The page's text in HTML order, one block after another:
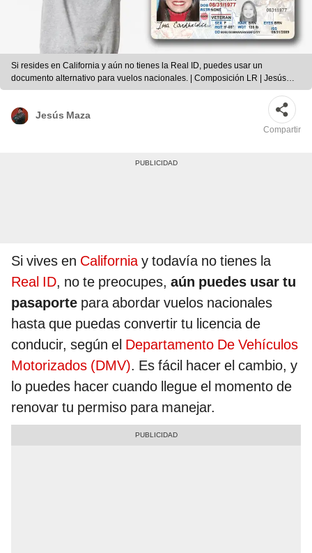
Si resides en California y aún no tienes la Real ID, puedes usar un
documento alternativo para vuelos nacionales. | Composición LR | Jesús
Maza
Jesús Maza
Compartir
Si vives en Californiay todavía no tienes la
Real ID, no te preocupes, aún puedes usar tu
pasaporte para abordar vuelos nacionales
hasta que puedas convertir tu licencia de
conducir, según el Departamento De Vehículos
Motorizados (DMV). Es fácil hacer el cambio, y
lo puedes hacer cuando llegue el momento de
renovar tu permiso para manejar.